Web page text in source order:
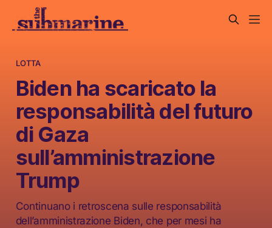
LOTTA
Biden ha scaricato la
responsabilità del futuro
di Gaza
sull’amministrazione
Trump
Continuano i retroscena sulle responsabilità
dell’amministrazione Biden, che per mesi ha